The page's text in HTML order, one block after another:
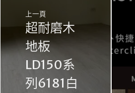
上一頁
超耐磨木
地板
LD150系
列6181白